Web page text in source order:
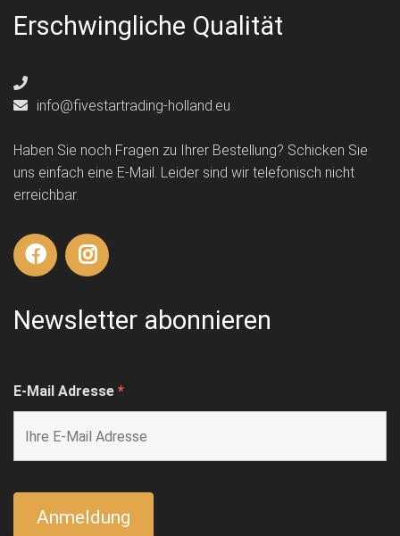
Erschwingliche Qualität
info@fivestartrading-holland.eu
Haben Sie noch Fragen zu Ihrer Bestellung? Schicken Sie
uns einfach eine E-Mail. Leider sind wir telefonisch nicht
erreichbar.
Newsletter abonnieren
E-Mail Adresse *